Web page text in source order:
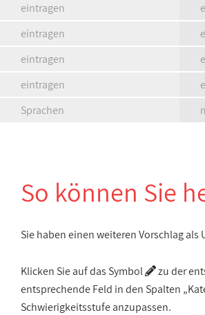
eintragen
eintragen
eintragen
eintragen
Sprachen
So können Sie
Sie haben einen weiteren Vorschlag
Klicken Sie auf das Symbol
zu der
entsprechende Feld in den Spalten
Schwierigkeitsstufe anzupassen.